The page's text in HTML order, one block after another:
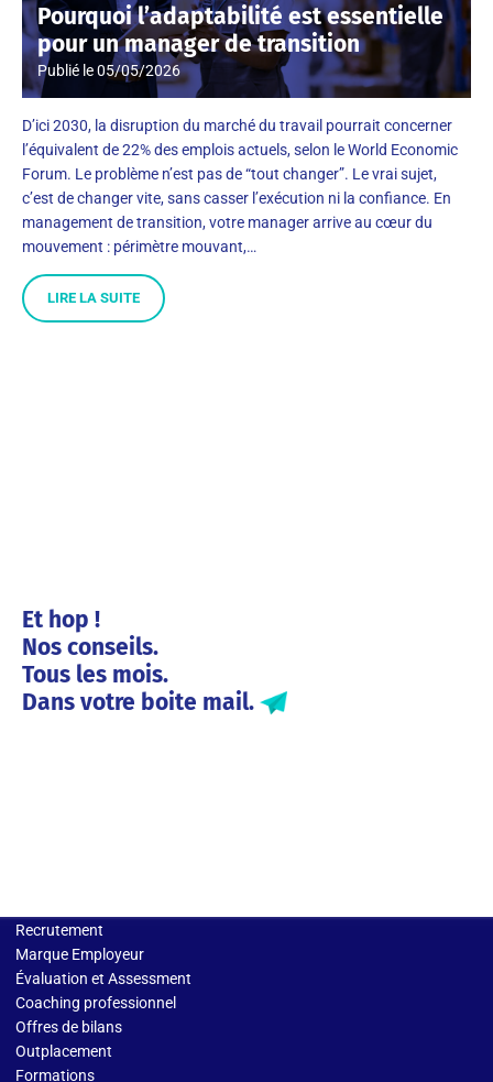
Pourquoi l’adaptabilité est essentielle
pour un manager de transition
Publié le05/05/2026
D’ici 2030, la disruption du marché du travail pourrait concerner
l’équivalent de 22% des emplois actuels, selon le World Economic
Forum. Le problème n’est pas de “tout changer”. Le vrai sujet,
c’est de changer vite, sans casser l’exécution ni la confiance. En
management de transition, votre manager arrive au cœur du
mouvement : périmètre mouvant,…
LIRE LA SUITE
Et hop !
Nos conseils.
Tous les mois.
Dans votre boite mail.
Recrutement
Marque Employeur
Évaluation et Assessment
Coaching professionnel
Offres de bilans
Outplacement
Formations